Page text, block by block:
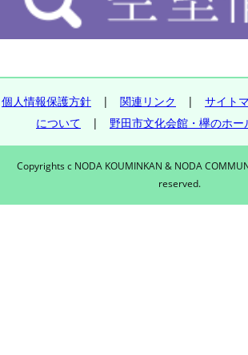
個人情報保護方針 | 関連リンク | サイト
について | 野田市文化会館・欅のホ
Copyrights c NODA KOUMINKAN & NODA
reserved.